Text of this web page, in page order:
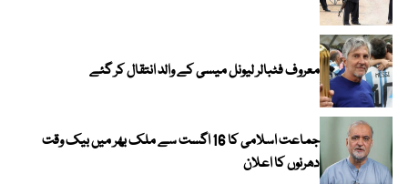
معروف فٹبالر لیونل میسی کے والد انتقال کر گئے
جماعت اسلامی کا 16 اگست سے ملک بھر میں بیک وقت
دھرنوں کا اعلان